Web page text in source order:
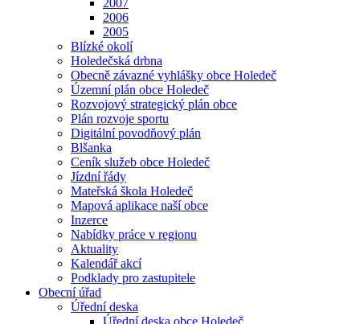
2007
2006
2005
Blízké okolí
Holedečská drbna
Obecně závazné vyhlášky obce Holedeč
Územní plán obce Holedeč
Rozvojový strategický plán obce
Plán rozvoje sportu
Digitální povodňový plán
Blšanka
Ceník služeb obce Holedeč
Jízdní řády
Mateřská škola Holedeč
Mapová aplikace naší obce
Inzerce
Nabídky práce v regionu
Aktuality
Kalendář akcí
Podklady pro zastupitele
Obecní úřad
Úřední deska
Úřední deska obce Holedeč